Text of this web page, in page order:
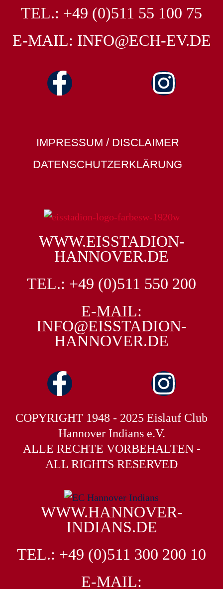
TEL.: +49 (0)511 55 100 75
E-MAIL: INFO@ECH-EV.DE
IMPRESSUM / DISCLAIMER
DATENSCHUTZ­ERKLÄRUNG
WWW.EISSTADION-
HANNOVER.DE
TEL.: +49 (0)511 550 200
E-MAIL:
INFO@EISSTADION-
HANNOVER.DE
COPYRIGHT 1948 - 2025 Eislauf Club
Hannover Indians e.V.
ALLE RECHTE VORBEHALTEN -
ALL RIGHTS RESERVED
WWW.HANNOVER-
INDIANS.DE
TEL.: +49 (0)511 300 200 10
E-MAIL: